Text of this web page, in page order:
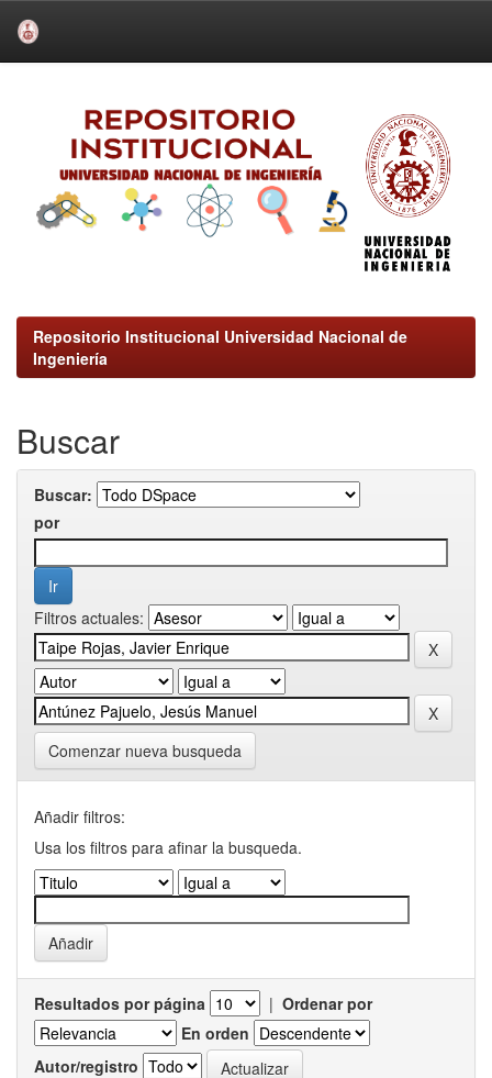
Repositorio Institucional Universidad Nacional de
Ingeniería
Buscar
Buscar:
por
Filtros actuales:
Comenzar nueva busqueda
Añadir filtros:
Usa los filtros para afinar la busqueda.
Resultados por página | Ordenar por
En orden
Autor/registro